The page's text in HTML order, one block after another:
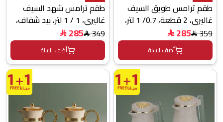
طقم ترامس طويق السيف
غاليري، 2 قطعة، 0.7/ 1 لتر،
خامة داخلية زجاج، يد خشبي،
غطاء ضغاط - ذهبي
359
$
285
$
أضف للسلة
طقم ترامس شهد السيف
غاليري، 1 / 1 لتر، بيد شفاف،
قطعتين، حافظة داخلية زجاج
حراري، هيكل خارجي استيل -
فضي
349
$
285
$
أضف للسلة